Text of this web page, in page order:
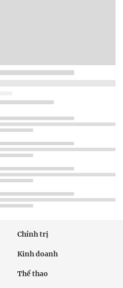
Chính trị
Kinh doanh
Thể thao